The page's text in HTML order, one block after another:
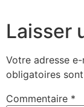
Laisser
Votre adresse
obligatoires
Commentaire *